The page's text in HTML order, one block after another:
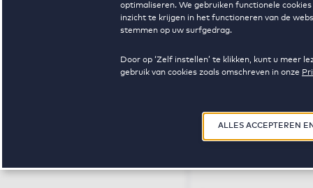
optimaliseren. We gebruiken functionele
inzicht te krijgen in het functioneren van de
stemmen op uw surfgedrag.
Door op ‘Zelf instellen’ te klikken, kunt u meer
gebruik van cookies zoals omschreven in onze
ALLES ACCEPTEREN
Huren op maat